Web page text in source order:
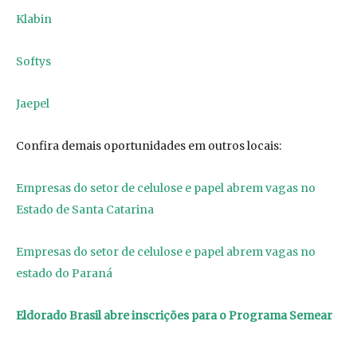
Klabin
Softys
Jaepel
Confira demais oportunidades em outros locais:
Empresas do setor de celulose e papel abrem vagas no
Estado de Santa Catarina
Empresas do setor de celulose e papel abrem vagas no
estado do Paraná
Eldorado Brasil abre inscrições para o Programa Semear